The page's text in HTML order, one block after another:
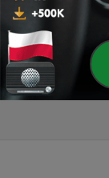
6 - The 250th
08 lis 2014
5 - The 250th
01 lis 2014